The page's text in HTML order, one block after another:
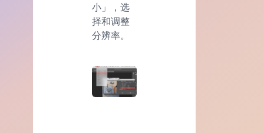
小」，选
择和调整
分辨率。